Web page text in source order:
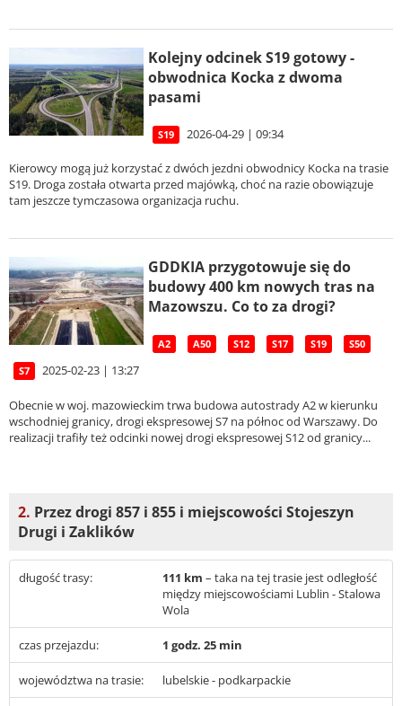
Kolejny odcinek S19 gotowy -
obwodnica Kocka z dwoma
pasami
S19 2026-04-29 | 09:34
Kierowcy mogą już korzystać z dwóch jezdni obwodnicy Kocka na trasie
S19. Droga została otwarta przed majówką, choć na razie obowiązuje
tam jeszcze tymczasowa organizacja ruchu.
GDDKIA przygotowuje się do
budowy 400 km nowych tras na
Mazowszu. Co to za drogi?
A2 A50 S12 S17 S19 S50
S7 2025-02-23 | 13:27
Obecnie w woj. mazowieckim trwa budowa autostrady A2 w kierunku
wschodniej granicy, drogi ekspresowej S7 na północ od Warszawy. Do
realizacji trafiły też odcinki nowej drogi ekspresowej S12 od granicy...
2. Przez drogi 857 i 855 i miejscowości Stojeszyn
Drugi i Zaklików
długość trasy: 111 km – taka na tej trasie jest odległość
między miejscowościami Lublin - Stalowa
Wola
czas przejazdu: 1 godz. 25 min
województwa na trasie: lubelskie - podkarpackie